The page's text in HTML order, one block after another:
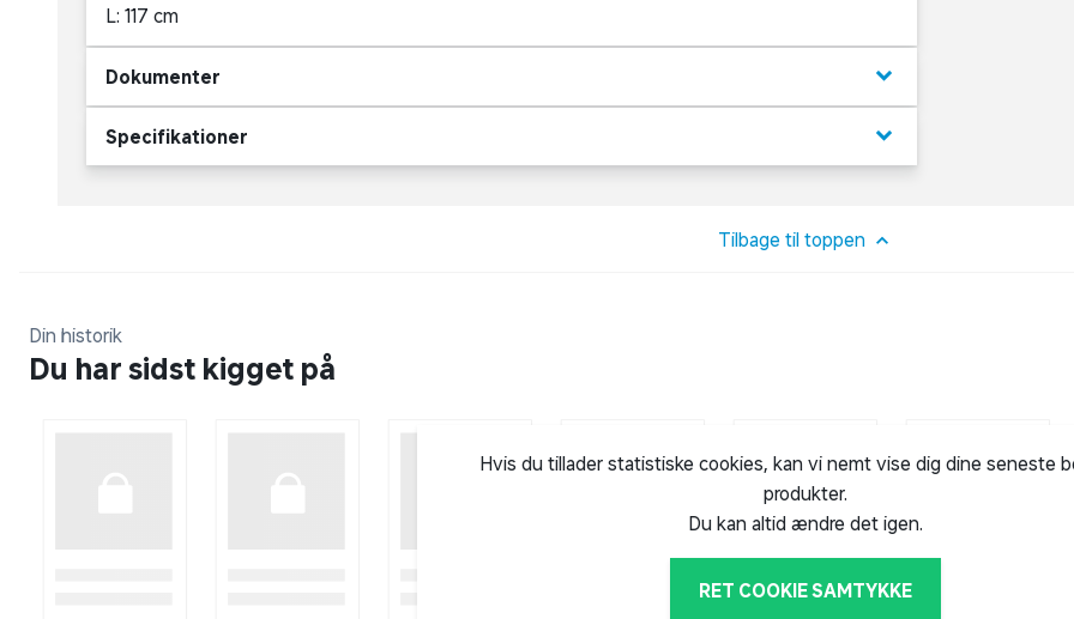
L: 117 cm
Dokumenter keyboard_arrow_down
Specifikationer keyboard_arrow_down
Tilbage til toppen
Din historik
Du har sidst kigget på
Hvis du tillader statistiske cookies, kan vi nemt vise dig dine seneste
produkter.
Du kan altid ændre det igen.
RET COOKIE SAMTYKKE